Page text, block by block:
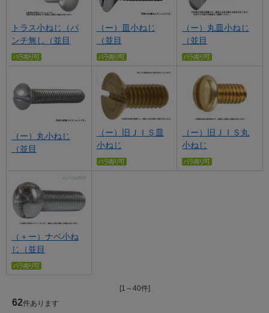
トラス小ねじ（パ
ンチ無し（並目
（ー）皿小ねじ
（並目
（ー）丸皿小ねじ
（並目
（ー）丸小ねじ
（並目
（ー）旧ＪＩＳ皿
小ねじ
（ー）旧ＪＩＳ丸
小ねじ
（＋ー）ナベ小ね
じ（並目
[1～40件]
62件あります